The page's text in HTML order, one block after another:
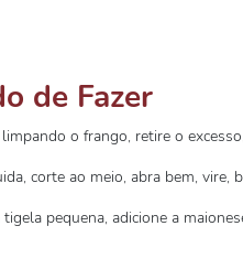
de Fazer
limpando o frango, retire o
corte ao meio, abra bem,
tigela pequena, adicione a